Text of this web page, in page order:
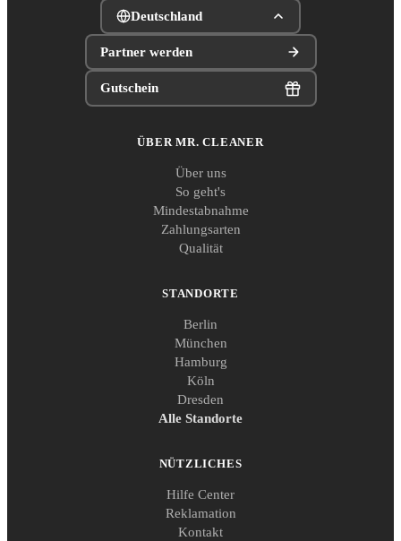
Deutschland
Partner werden
Gutschein
ÜBER MR. CLEANER
Über uns
So geht's
Mindestabnahme
Zahlungsarten
Qualität
STANDORTE
Berlin
München
Hamburg
Köln
Dresden
Alle Standorte
NÜTZLICHES
Hilfe Center
Reklamation
Kontakt